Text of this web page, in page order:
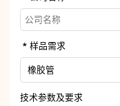
样品需求
技术参数及要求